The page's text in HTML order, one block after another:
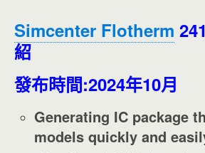
Simcenter Flotherm
紹
發布時間:2024年10月
Generating IC package
models quickly and